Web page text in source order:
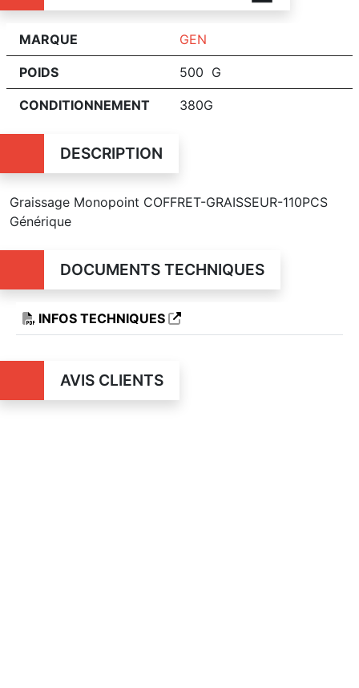
MARQUE GEN
POIDS 500 G
CONDITIONNEMENT 380G
DESCRIPTION
Graissage Monopoint COFFRET-GRAISSEUR-110PCS
Générique
DOCUMENTS TECHNIQUES
INFOS TECHNIQUES
AVIS CLIENTS